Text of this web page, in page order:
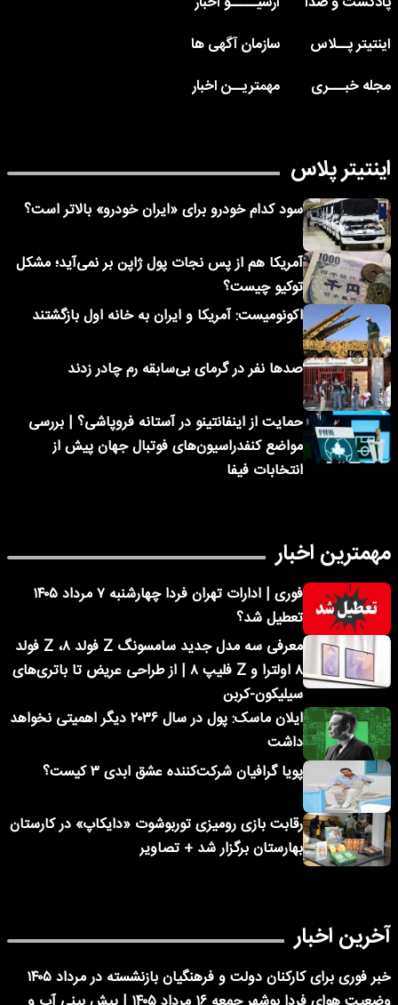
اینتیتر پــلاس
سازمان آگهی ها
مجله خبـــری
مهمتریــن اخبار
اینتیتر پلاس
سود کدام خودرو برای «ایران خودرو» بالاتر است؟
آمریکا هم از پس نجات پول ژاپن بر نمی‌آید؛ مشکل
توکیو چیست؟
اکونومیست: آمریکا و ایران به خانه اول بازگشتند
صدها نفر در گرمای بی‌سابقه رم چادر زدند
حمایت از اینفانتینو در آستانه فروپاشی؟ | بررسی
مواضع کنفدراسیون‌های فوتبال جهان پیش از
انتخابات فیفا
مهمترین اخبار
فوری | ادارات تهران فردا چهارشنبه ۷ مرداد ۱۴۰۵
تعطیل شد؟
معرفی سه مدل جدید سامسونگ Z فولد ۸، Z فولد
۸ اولترا و Z فلیپ ۸ | از طراحی عریض تا باتری‌های
سیلیکون-کربن
ایلان ماسک: پول در سال ۲۰۳۶ دیگر اهمیتی نخواهد
داشت
پویا گرافیان شرکت‌کننده عشق ابدی ۳ کیست؟
رقابت بازی رومیزی توربوشوت «دایکاپ» در کارستان
بهارستان برگزار شد + تصاویر
آخرین اخبار
خبر فوری برای کارکنان دولت و فرهنگیان بازنشسته در مرداد ۱۴۰۵